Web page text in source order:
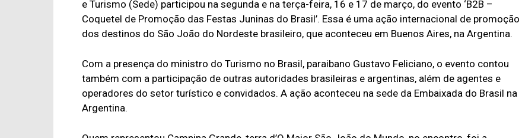
e Turismo (Sede) participou na segunda e na terça-feira, 16 e 17 de março, do evento ‘B2B –
Coquetel de Promoção das Festas Juninas do Brasil’. Essa é uma ação internacional de promoção
dos destinos do São João do Nordeste brasileiro, que aconteceu em Buenos Aires, na Argentina.
Com a presença do ministro do Turismo no Brasil, paraibano Gustavo Feliciano, o evento contou
também com a participação de outras autoridades brasileiras e argentinas, além de agentes e
operadores do setor turístico e convidados. A ação aconteceu na sede da Embaixada do Brasil na
Argentina.